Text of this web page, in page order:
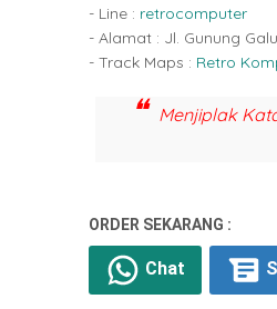
- Line : retrocomputer
- Alamat : Jl. Gunung
- Track Maps : Retro
Menjiplak
ORDER SEKARANG :
Chat